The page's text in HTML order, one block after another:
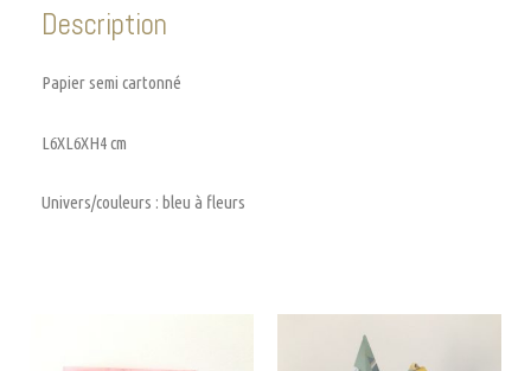
Description
Papier semi cartonné
L6XL6XH4 cm
Univers/couleurs : bleu à fleurs